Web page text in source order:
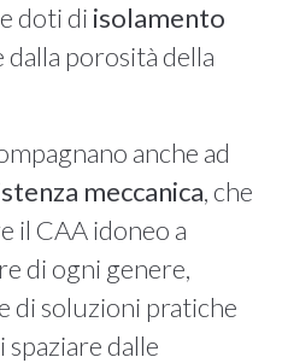
doti di isolamento
dalla porosità della
anche ad
meccanica, che
il CAA idoneo a
di ogni genere,
di soluzioni pratiche
dalle